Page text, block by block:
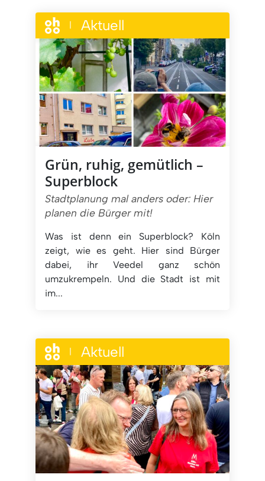
Aktuell
Grün, ruhig, gemütlich –
Superblock
Stadtplanung mal anders oder: Hier
planen die Bürger mit!
Was ist denn ein Superblock? Köln
zeigt, wie es geht. Hier sind Bürger
dabei, ihr Veedel ganz schön
umzukrempeln. Und die Stadt ist mit
im...
Aktuell